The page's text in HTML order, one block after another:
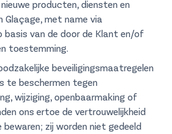
producten, diensten en
Glaçage, met name via
basis van de door de Klant en/of
toestemming.
beveiligingsmaatregelen
te beschermen tegen
wijziging, openbaarmaking of
ons ertoe de vertrouwelijkheid
zij worden niet gedeeld